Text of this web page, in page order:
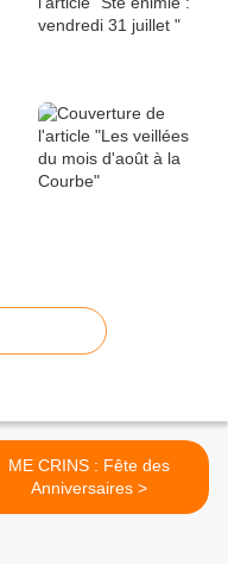
ME CRINS : Fête des
Anniversaires >